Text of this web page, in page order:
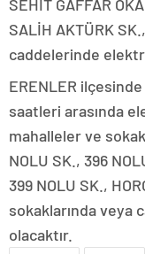
SEHIT GAFFAR
SALİH AKTÜRK
caddelerinde
ERENLER
saatleri arasında
mahalleler ve
NOLU SK., 396
399 NOLU SK.,
sokaklarında veya
olacaktır.